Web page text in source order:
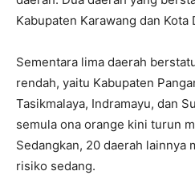
Kabupaten Karawang dan Kota
Sementara lima daerah
rendah, yaitu Kabupaten
Tasikmalaya, Indramayu, dan
semula ona orange kini turun
Sedangkan, 20 daerah lainnya
risiko sedang.